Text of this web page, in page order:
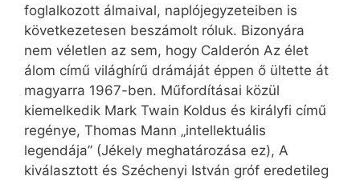
foglalkozott álmaival, naplójegyzeteiben is
következetesen beszámolt róluk. Bizonyára
nem véletlen az sem, hogy Calderón Az élet
álom című világhírű drámáját éppen ő ültette át
magyarra 1967-ben. Műfordításai közül
kiemelkedik Mark Twain Koldus és királyfi című
regénye, Thomas Mann „intellektuális
legendája” (Jékely meghatározása ez), A
kiválasztott és Széchenyi István gróf eredetileg